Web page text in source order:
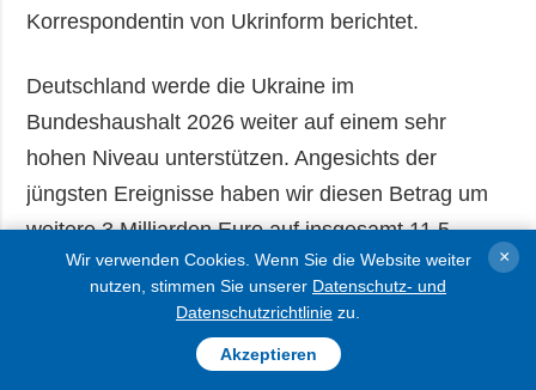
Korrespondentin von Ukrinform berichtet.
Deutschland werde die Ukraine im
Bundeshaushalt 2026 weiter auf einem sehr
hohen Niveau unterstützen. Angesichts der
jüngsten Ereignisse haben wir diesen Betrag um
weitere 3 Milliarden Euro auf insgesamt 11,5
Milliarden Euro erhöht. Zusätzlich stellen wir
umgehend weitere 170 Millionen Euro für die
Infrastruktur bereit, um die Auswirkungen des
russischen Terrorismus auf die Winterversorgung
Wir verwenden Cookies. Wenn Sie die Website weiter
nutzen, stimmen Sie unserer Datenschutz- und
Datenschutzrichtlinie zu.
Akzeptieren
×